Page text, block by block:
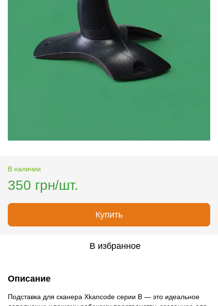
В наличии
350 грн/шт.
Купить
В избранное
Описание
Подставка для сканера Xkancode серии B — это идеальное